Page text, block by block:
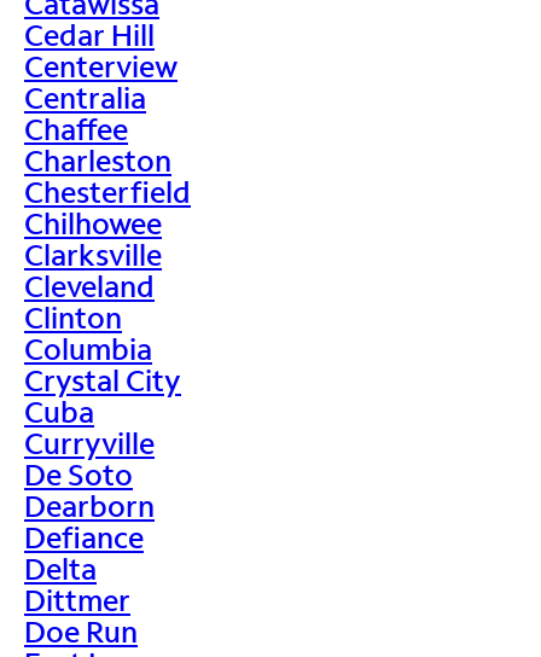
Cedar Hill
Centerview
Centralia
Chaffee
Charleston
Chesterfield
Chilhowee
Clarksville
Cleveland
Clinton
Columbia
Crystal City
Cuba
Curryville
De Soto
Dearborn
Defiance
Delta
Dittmer
Doe Run